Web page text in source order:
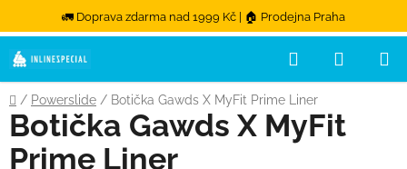
🚛 Doprava zdarma nad 1999 Kč | 🏠 Prodejna Praha
Přejít na obsah
Hledat
Domů
/ Powerslide / Botička Gawds X MyFit Prime Liner
Botička Gawds X MyFit
Prime Liner